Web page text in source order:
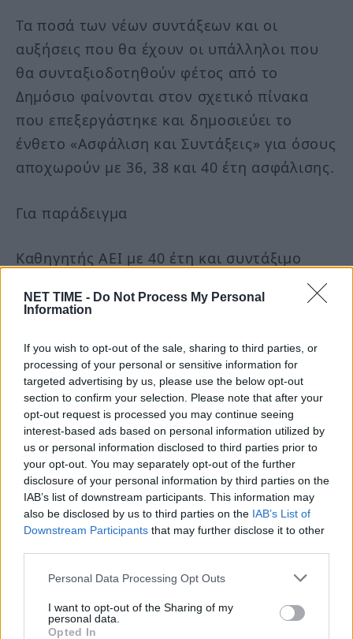
NET TIME - Do Not Process My Personal
Information
If you wish to opt-out of the sale, sharing to third parties, or
processing of your personal or sensitive information for
targeted advertising by us, please use the below opt-out
section to confirm your selection. Please note that after your
opt-out request is processed you may continue seeing
interest-based ads based on personal information utilized by
us or personal information disclosed to third parties prior to
your opt-out. You may separately opt-out of the further
disclosure of your personal information by third parties on the
IAB’s list of downstream participants. This information may
also be disclosed by us to third parties on the IAB’s List of
Downstream Participants that may further disclose it to other
Personal Data Processing Opt Outs
I want to opt-out of the Sharing of my
personal data.
Opted In
Τα ποσά των νέων συντάξεων και οι
αυξήσεις που θα έχουν οι υπάλληλοι που
θα συνταξιοδοτηθούν φέτος από το
Δημόσιο φαίνονται στον σχετικό πίνακα
που επεξεργάστηκε και δημοσιεύει το
ένθετο «Ασφάλιση και Συντάξεις» για όσους
αποχωρούν με 36, 38 και 40 έτη ασφάλισης.
Για παράδειγμα
Καθηγητής ΑΕΙ με 40 έτη και συντάξιμο
μισθό 3.222 ευρώ θα πάρει σύνταξη 2.048
ευρώ μικτά. Αν έβγαινε το 2024 με 39 έτη,
κερδίζει το 2025 είναι 87 ευρώ τον μήνα ή
1.044 ευρώ σε ετήσια βάση.
Ασφαλισμένος του Δημοσίου που θα
συνταξιοδοτηθεί με 38 έτη το 2025 και
συντάξιμες αποδοχές 2.212 ευρώ θα πάρει
σύνταξη 1.430 ευρώ. Αν έβγαινε το 2024, θα
έπαιρνε 1.371 ευρώ. Το κέρδος του για το
2025 είναι 59 ευρώ τον μήνα ή 708 ευρώ
συνταξιοδοτηθεί με 36 έτη το 2025 και
συντάξιμες αποδοχές 1.710 ευρώ θα πάρει